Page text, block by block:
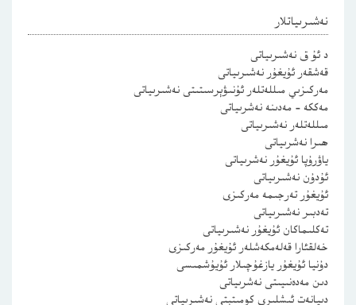
نەشىرىياتلار
د ئۇ ق نەشىرىياتى
قەشقەر ئۇيغۇر نەشىرىياتى
مەركىزىي مىللەتلەر ئۇنىۋېرسىتىتى نەشىرىياتى
مەككە – مەدىنە نەشرىياتى
مىللەتلەر نەشىرىياتى
ھىرا نەشرىياتى
ياۋرۇپا ئۇيغۇر نەشرىياتى
ئۇدۇن نەشىرىياتى
ئۇيغۇر تەرجىمە مەركىزى
تەدبىر نەشىرىياتى
تەكلىماكان ئۇيغۇر نەشىرىياتى
خەلقئارا قەلەمكەشلەر ئۇيغۇر مەركىزى
دۇنيا ئۇيغۇر يازغۇچىلار ئۇيۇشمىسى
دىن مەدەنىيىتى نەشرىياتى
دىيانەت ئىشلىرى كومىتېتى نەشىرىياتى